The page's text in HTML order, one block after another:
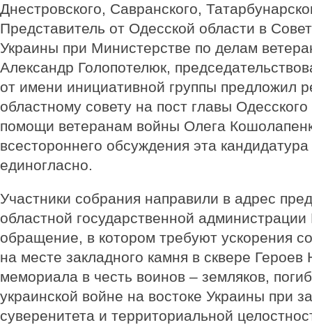
Днестровского, Савранского,
Представитель от Одесской области в
Украины при Министерстве по делам
Александр Голопотелюк,
от имени инициативной группы предложил
областному совету на пост главы
помощи ветеранам войны Олега
всестороннего обсуждения эта
единогласно.
Участники собрания направили в адрес
областной государственной
обращение, в котором требуют ускорения
на месте закладного камня в сквере
мемориала в честь воинов – земляков,
украинской войне на востоке Украины при
суверенитета и территориальной